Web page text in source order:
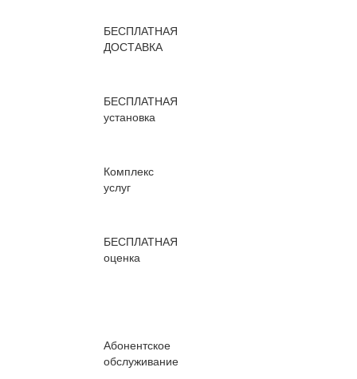
БЕСПЛАТНАЯ
ДОСТАВКА
БЕСПЛАТНАЯ
установка
Комплекс
услуг
БЕСПЛАТНАЯ
оценка
Абонентское
обслуживание